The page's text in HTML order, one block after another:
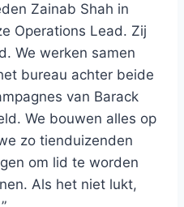
Zainab Shah in
Operations Lead. Zij
We werken samen
bureau achter beide
van Barack
We bouwen alles op
zo tienduizenden
om lid te worden
Als het niet lukt,